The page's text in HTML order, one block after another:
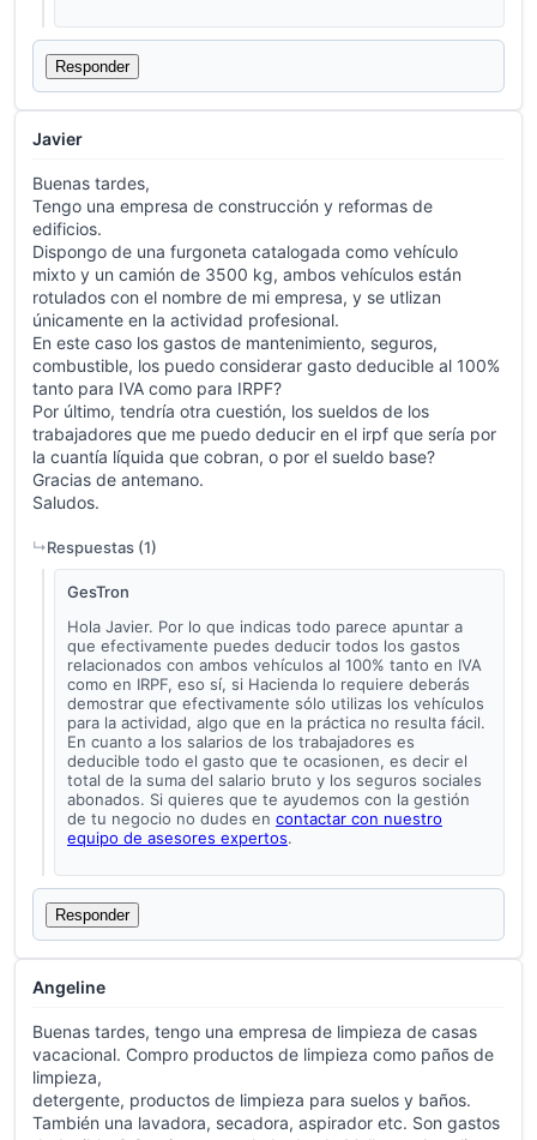
Responder
Javier
Buenas tardes,
Tengo una empresa de construcción y reformas de
edificios.
Dispongo de una furgoneta catalogada como vehículo
mixto y un camión de 3500 kg, ambos vehículos están
rotulados con el nombre de mi empresa, y se utlizan
únicamente en la actividad profesional.
En este caso los gastos de mantenimiento, seguros,
combustible, los puedo considerar gasto deducible al 100%
tanto para IVA como para IRPF?
Por último, tendría otra cuestión, los sueldos de los
trabajadores que me puedo deducir en el irpf que sería por
la cuantía líquida que cobran, o por el sueldo base?
Gracias de antemano.
Saludos.
Respuestas (1)
GesTron
Hola Javier. Por lo que indicas todo parece apuntar a
que efectivamente puedes deducir todos los gastos
relacionados con ambos vehículos al 100% tanto en IVA
como en IRPF, eso sí, si Hacienda lo requiere deberás
demostrar que efectivamente sólo utilizas los vehículos
para la actividad, algo que en la práctica no resulta fácil.
En cuanto a los salarios de los trabajadores es
deducible todo el gasto que te ocasionen, es decir el
total de la suma del salario bruto y los seguros sociales
abonados. Si quieres que te ayudemos con la gestión
de tu negocio no dudes en contactar con nuestro
equipo de asesores expertos.
Responder
Angeline
Buenas tardes, tengo una empresa de limpieza de casas
vacacional. Compro productos de limpieza como paños de
limpieza,
detergente, productos de limpieza para suelos y baños.
También una lavadora, secadora, aspirador etc. Son gastos